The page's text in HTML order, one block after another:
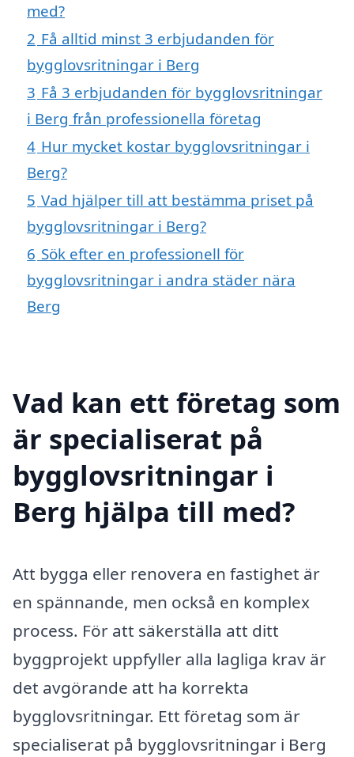
med?
2 Få alltid minst 3 erbjudanden för
bygglovsritningar i Berg
3 Få 3 erbjudanden för bygglovsritningar
i Berg från professionella företag
4 Hur mycket kostar bygglovsritningar i
Berg?
5 Vad hjälper till att bestämma priset på
bygglovsritningar i Berg?
6 Sök efter en professionell för
bygglovsritningar i andra städer nära
Berg
Vad kan ett företag som
är specialiserat på
bygglovsritningar i
Berg hjälpa till med?
Att bygga eller renovera en fastighet är
en spännande, men också en komplex
process. För att säkerställa att ditt
byggprojekt uppfyller alla lagliga krav är
det avgörande att ha korrekta
bygglovsritningar. Ett företag som är
specialiserat på bygglovsritningar i Berg